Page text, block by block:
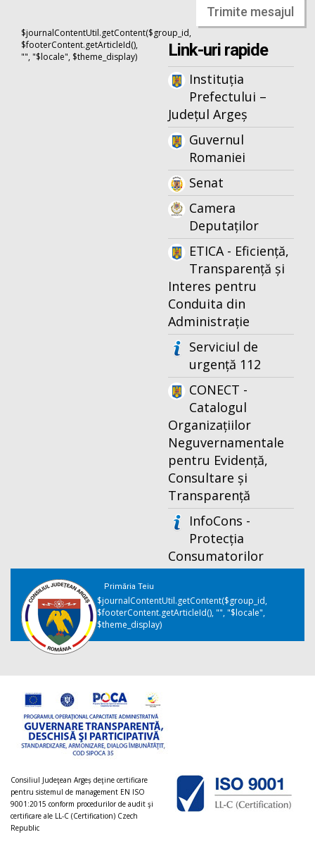
Trimite mesajul
$journalContentUtil.getContent($group_id,
$footerContent.getArticleId(),
"", "$locale", $theme_display)
Link-uri rapide
Instituția
Prefectului –
Județul Argeș
Guvernul
Romaniei
Senat
Camera
Deputaților
ETICA - Eficiență,
Transparență și
Interes pentru
Conduita din
Administrație
Serviciul de
urgență 112
CONECT -
Catalogul
Organizațiilor
Neguvernamentale
pentru Evidență,
Consultare și
Transparență
InfoCons -
Protecția
Consumatorilor
Primăria Teiu
$journalContentUtil.getContent($group_id,
$footerContent.getArticleId(), "", "$locale",
$theme_display)
Consiliul Judeţean Argeș deţine certificare
pentru sistemul de management EN ISO
9001:2015 conform procedurilor de audit şi
certificare ale LL-C (Certification) Czech
Republic